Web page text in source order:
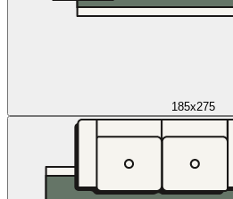
185x275